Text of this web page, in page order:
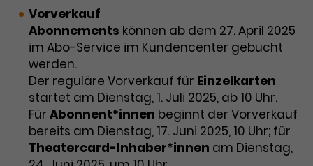
Vorverkauf
Abonnements können ab dem 27. April 2025
im Abo-Service im Kundencenter gebucht
werden.
Der reguläre Vorverkauf für Einzelkarten
startet am Dienstag, 1. Juli 2025, ab 10 Uhr.
Für Abonnent*innen beginnt der Vorverkauf
bereits am Dienstag, 17. Juni 2025, 10 Uhr; für
Theatercard-Inhaber*innen am Dienstag,